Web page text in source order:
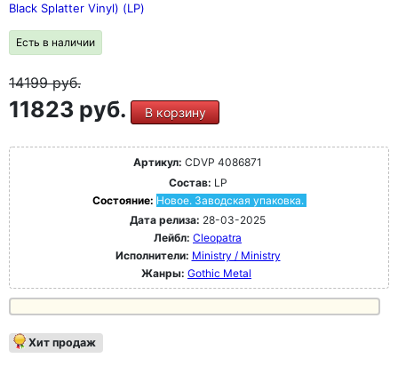
Black Splatter Vinyl) (LP)
Есть в наличии
14199руб.
11823 руб. В корзину
Артикул: CDVP 4086871
Состав: LP
Состояние: Новое. Заводская упаковка.
Дата релиза: 28-03-2025
Лейбл: Cleopatra
Исполнители: Ministry / Ministry
Жанры: Gothic Metal
Хит продаж